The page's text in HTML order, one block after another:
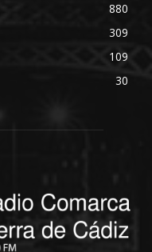
880
309
109
30